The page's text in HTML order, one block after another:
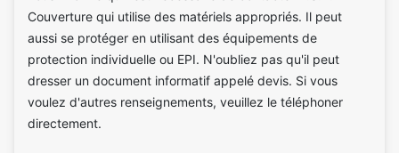
Couverture qui utilise des matériels appropriés. Il peut
aussi se protéger en utilisant des équipements de
protection individuelle ou EPI. N'oubliez pas qu'il peut
dresser un document informatif appelé devis. Si vous
voulez d'autres renseignements, veuillez le téléphoner
directement.